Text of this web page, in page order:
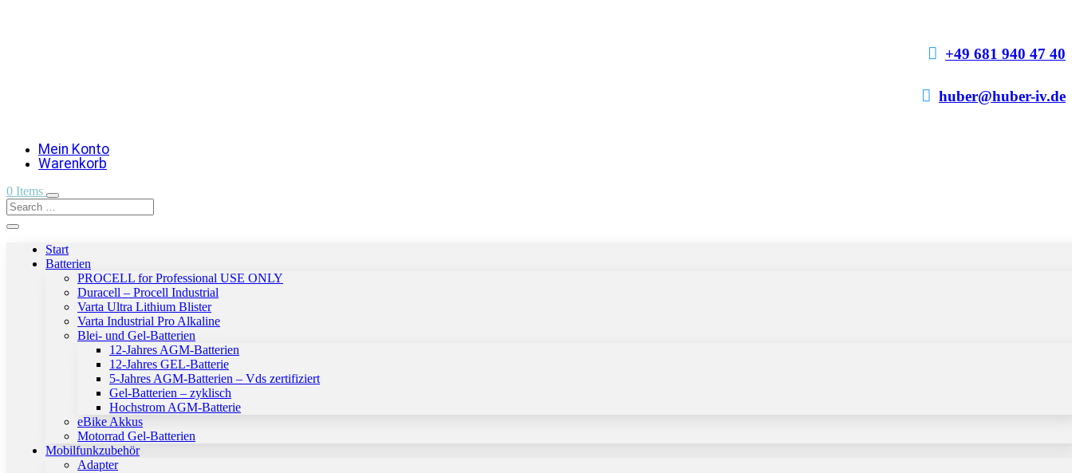
 +49 681 940 47 40
 huber@huber-iv.de
Mein Konto
Warenkorb
0 Items
Start
Batterien
PROCELL for Professional USE ONLY
Duracell – Procell Industrial
Varta Ultra Lithium Blister
Varta Industrial Pro Alkaline
Blei- und Gel-Batterien
12-Jahres AGM-Batterien
12-Jahres GEL-Batterie
5-Jahres AGM-Batterien – Vds zertifiziert
Gel-Batterien – zyklisch
Hochstrom AGM-Batterie
eBike Akkus
Motorrad Gel-Batterien
Mobilfunkzubehör
Adapter